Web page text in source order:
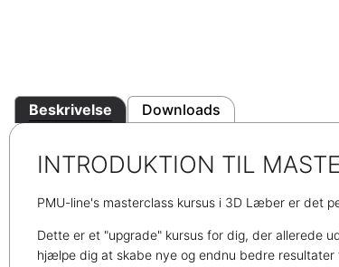
Beskrivelse Downloads
INTRODUKTION TIL
PMU-line's masterclass kursus i 3D Læber er det
Dette er et "upgrade" kursus for dig, der allerede
hjælpe dig at skabe nye og endnu bedre resultater